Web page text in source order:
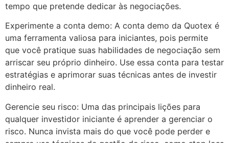
tempo que pretende dedicar às negociações.
Experimente a conta demo: A conta demo da Quotex é
uma ferramenta valiosa para iniciantes, pois permite
que você pratique suas habilidades de negociação sem
arriscar seu próprio dinheiro. Use essa conta para testar
estratégias e aprimorar suas técnicas antes de investir
dinheiro real.
Gerencie seu risco: Uma das principais lições para
qualquer investidor iniciante é aprender a gerenciar o
risco. Nunca invista mais do que você pode perder e